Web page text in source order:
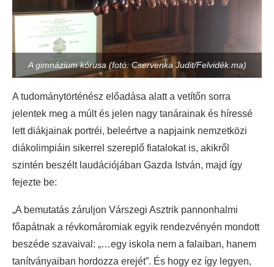
A gimnázium kórusa (fotó: Cservenka Judit/Felvidék.ma)
A tudománytörténész előadása alatt a vetítőn sorra
jelentek meg a múlt és jelen nagy tanárainak és híressé
lett diákjainak portréi, beleértve a napjaink nemzetközi
diákolimpiáin sikerrel szereplő fiatalokat is, akikről
szintén beszélt laudációjában Gazda István, majd így
fejezte be:
„A bemutatás záruljon Várszegi Asztrik pannonhalmi
főapátnak a révkomáromiak egyik rendezvényén mondott
beszéde szavaival: „…egy iskola nem a falaiban, hanem
tanítványaiban hordozza erejét”. És hogy ez így legyen,